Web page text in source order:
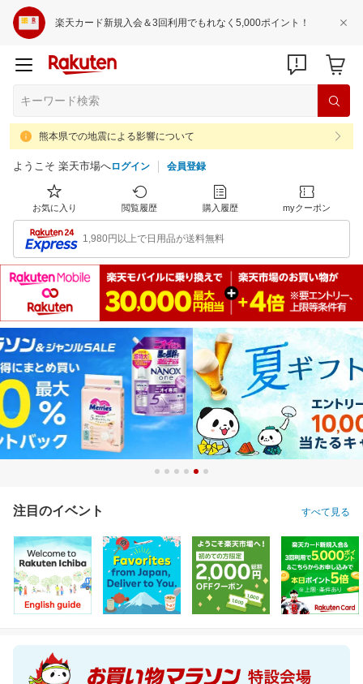
楽天カード新規入会＆3回利用でもれなく5,000ポイント！
熊本県での地震による影響について
ようこそ 楽天市場へログイン 会員登録
お気に入り 閲覧履歴 購入履歴 myクーポン
1,980円以上で日用品が送料無料
注目のイベント すべて見る